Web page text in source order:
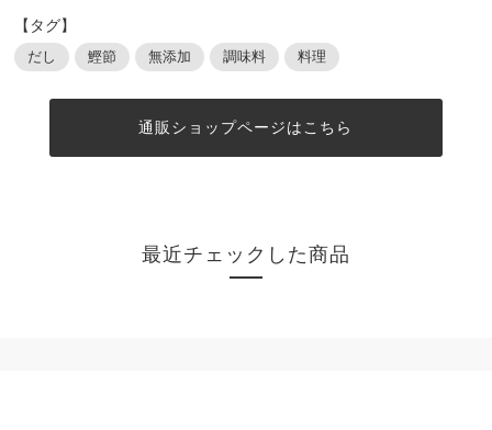
【タグ】
だし 鰹節 無添加 調味料 料理
通販ショップページはこちら
最近チェックした商品